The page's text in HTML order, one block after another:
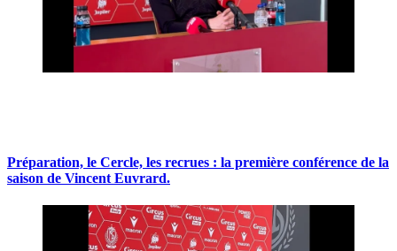
Préparation, le Cercle, les recrues : la première conférence de la
saison de Vincent Euvrard.